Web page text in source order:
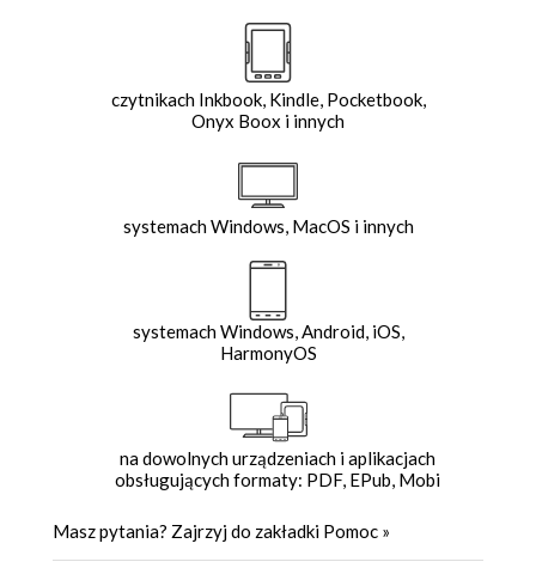
czytnikach Inkbook, Kindle, Pocketbook,
Onyx Boox i innych
systemach Windows, MacOS i innych
systemach Windows, Android, iOS,
HarmonyOS
na dowolnych urządzeniach i aplikacjach
obsługujących formaty: PDF, EPub, Mobi
Masz pytania? Zajrzyj do zakładki Pomoc »